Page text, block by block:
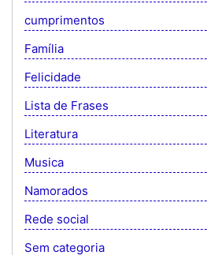
cumprimentos
Família
Felicidade
Lista de Frases
Literatura
Musica
Namorados
Rede social
Sem categoria